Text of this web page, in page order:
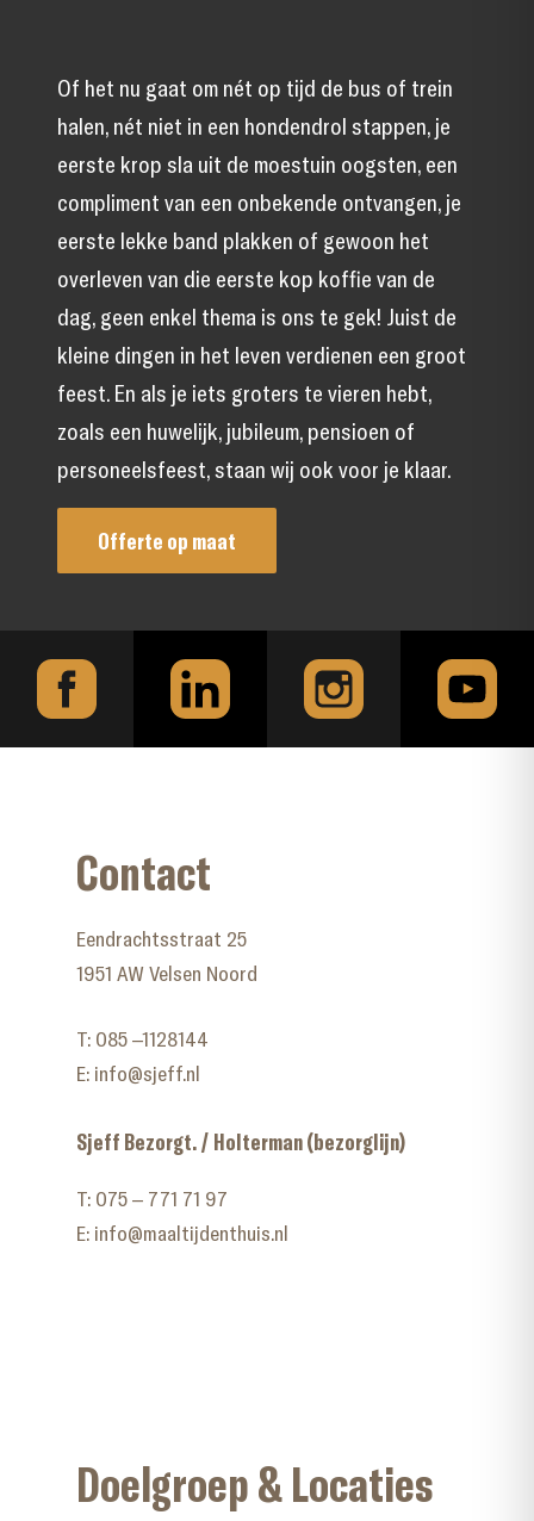
Of het nu gaat om nét op tijd de bus of trein
halen, nét niet in een hondendrol stappen, je
eerste krop sla uit de moestuin oogsten, een
compliment van een onbekende ontvangen, je
eerste lekke band plakken of gewoon het
overleven van die eerste kop koffie van de
dag, geen enkel thema is ons te gek! Juist de
kleine dingen in het leven verdienen een groot
feest. En als je iets groters te vieren hebt,
zoals een huwelijk, jubileum, pensioen of
personeelsfeest, staan wij ook voor je klaar.
Offerte op maat
Contact
Eendrachtsstraat 25
1951 AW Velsen Noord
T: 085 –1128144
E: info@sjeff.nl
Sjeff Bezorgt. / Holterman (bezorglijn)
T: 075 – 771 71 97
E: info@maaltijdenthuis.nl
Doelgroep & Locaties